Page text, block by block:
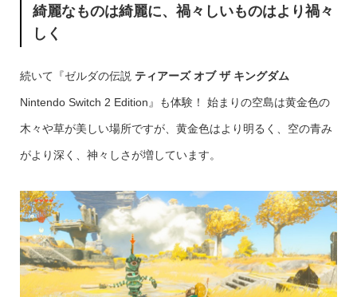
綺麗なものは綺麗に、禍々しいものはより禍々
しく
続いて『ゼルダの伝説 ティアーズ オブ ザ キングダム
Nintendo Switch 2 Edition』も体験！ 始まりの空島は黄金色の
木々や草が美しい場所ですが、黄金色はより明るく、空の青み
がより深く、神々しさが増しています。